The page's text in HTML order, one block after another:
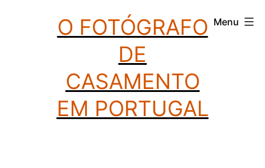
O FOTÓGRAFO
DE
CASAMENTO
EM PORTUGAL
Menu